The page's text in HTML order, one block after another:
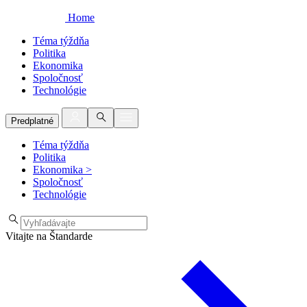
Home
Téma týždňa
Politika
Ekonomika
Spoločnosť
Technológie
Predplatné
Téma týždňa
Politika
Ekonomika >
Spoločnosť
Technológie
Vitajte na Štandarde